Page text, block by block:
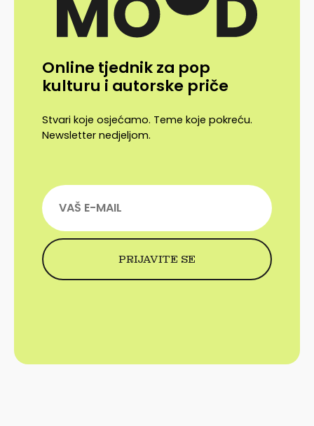
Online tjednik za pop
kulturu i autorske priče
Stvari koje osjećamo. Teme koje pokreću.
Newsletter nedjeljom.